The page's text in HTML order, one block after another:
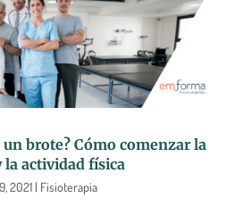
un brote? Cómo comenzar la
actividad física
2021| Fisioterapia